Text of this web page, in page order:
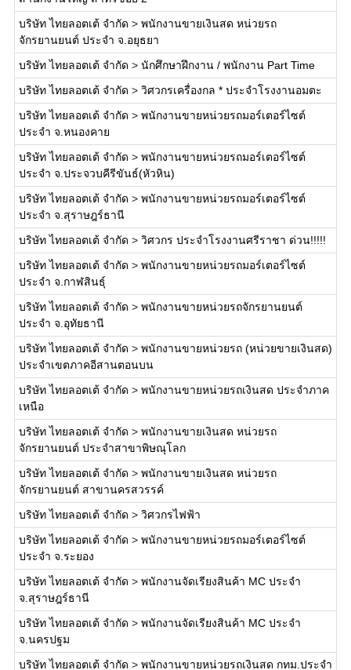
บริษัท ไทยลอตเต้ จำกัด > พนักงานขายเงินสด หน่วยรถ
จักรยานยนต์ ประจำ จ.อยุธยา
บริษัท ไทยลอตเต้ จำกัด > นักศึกษาฝึกงาน / พนักงาน Part Time
บริษัท ไทยลอตเต้ จำกัด > วิศวกรเครื่องกล * ประจำโรงงานอมตะ
บริษัท ไทยลอตเต้ จำกัด > พนักงานขายหน่วยรถมอร์เตอร์ไซต์
ประจำ จ.หนองคาย
บริษัท ไทยลอตเต้ จำกัด > พนักงานขายหน่วยรถมอร์เตอร์ไซต์
ประจำ จ.ประจวบคีรีขันธ์(หัวหิน)
บริษัท ไทยลอตเต้ จำกัด > พนักงานขายหน่วยรถมอร์เตอร์ไซต์
ประจำ จ.สุราษฎร์ธานี
บริษัท ไทยลอตเต้ จำกัด > วิศวกร ประจำโรงงานศรีราชา ด่วน!!!!!
บริษัท ไทยลอตเต้ จำกัด > พนักงานขายหน่วยรถมอร์เตอร์ไซต์
ประจำ จ.กาฬสินธุ์
บริษัท ไทยลอตเต้ จำกัด > พนักงานขายหน่วยรถจักรยานยนต์
ประจำ จ.อุทัยธานี
บริษัท ไทยลอตเต้ จำกัด > พนักงานขายหน่วยรถ (หน่วยขายเงินสด)
ประจำเขตภาคอีสานตอนบน
บริษัท ไทยลอตเต้ จำกัด > พนักงานขายหน่วยรถเงินสด ประจำภาค
เหนือ
บริษัท ไทยลอตเต้ จำกัด > พนักงานขายเงินสด หน่วยรถ
จักรยานยนต์ ประจำสาขาพิษณุโลก
บริษัท ไทยลอตเต้ จำกัด > พนักงานขายเงินสด หน่วยรถ
จักรยานยนต์ สาขานครสวรรค์
บริษัท ไทยลอตเต้ จำกัด > วิศวกรไฟฟ้า
บริษัท ไทยลอตเต้ จำกัด > พนักงานขายหน่วยรถมอร์เตอร์ไซต์
ประจำ จ.ระยอง
บริษัท ไทยลอตเต้ จำกัด > พนักงานจัดเรียงสินค้า MC ประจำ
จ.สุราษฎร์ธานี
บริษัท ไทยลอตเต้ จำกัด > พนักงานจัดเรียงสินค้า MC ประจำ
จ.นครปฐม
บริษัท ไทยลอตเต้ จำกัด > พนักงานขายหน่วยรถเงินสด กทม.ประจำ